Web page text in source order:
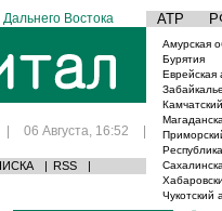
Востока АТР
| 06 Августа, 16:52 |
| RSS |
Амурская
Бурятия
Еврейская
Чукотский